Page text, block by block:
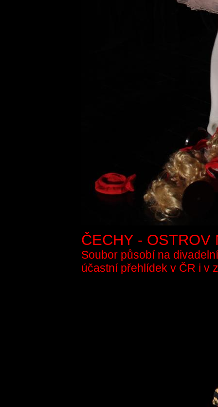
ČECHY - OSTROV
Soubor působí na
účastní přehlídek v ČR i v